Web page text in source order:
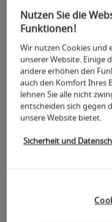
+
−
Nutzen Sie die
Funktionen!
Wir nutzen Cookies
unserer Website. Einige
andere erhöhen den
auch den Komfort Ihres
lehnen Sie alle nicht
entscheiden sich gegen
unsere Website bietet.
Sicherheit und